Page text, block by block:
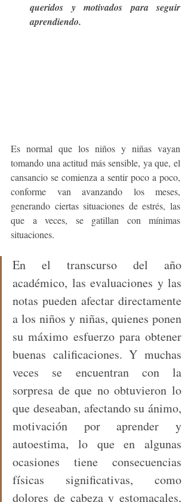
queridos y motivados para seguir
aprendiendo.
Es normal que los niños y niñas vayan
tomando una actitud más sensible, ya que, el
cansancio se comienza a sentir poco a poco,
conforme van avanzando los meses,
generando ciertas situaciones de estrés, las
que a veces, se gatillan con mínimas
situaciones.
En el transcurso del año
académico, las evaluaciones y las
notas pueden afectar directamente
a los niños y niñas, quienes ponen
su máximo esfuerzo para obtener
buenas calificaciones. Y muchas
veces se encuentran con la
sorpresa de que no obtuvieron lo
que deseaban, afectando su ánimo,
motivación por aprender y
autoestima, lo que en algunas
ocasiones tiene consecuencias
físicas significativas, como
dolores de cabeza y estomacales,